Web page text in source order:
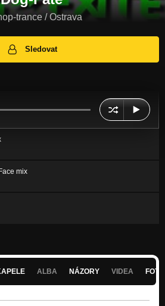
trance / Ostrava
Sledovat
mix
ALBA NÁZORY VIDEA